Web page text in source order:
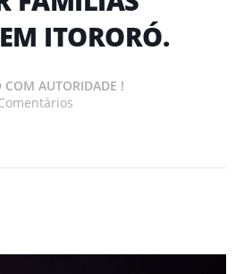
ITORORÓ.
COM AUTORIDADE !